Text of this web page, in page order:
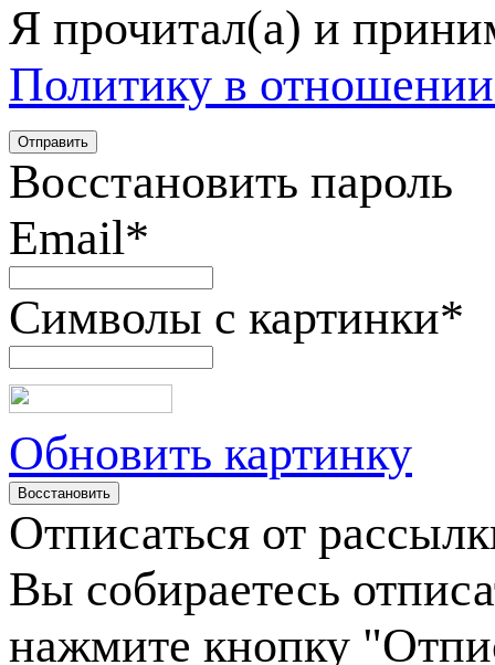
Я прочитал(а) и
Политику в
Восстановить пароль
Email*
Символы с картинки*
Обновить картинку
Отписаться от
Вы собираетесь
нажмите кнопку